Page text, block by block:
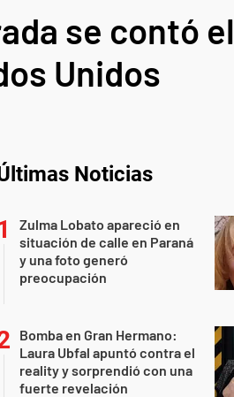
se contó el
Unidos
Noticias
Zulma Lobato apareció en
situación de calle en Paraná
y una foto generó
preocupación
Bomba en Gran Hermano:
Laura Ubfal apuntó contra el
reality y sorprendió con una
fuerte revelación